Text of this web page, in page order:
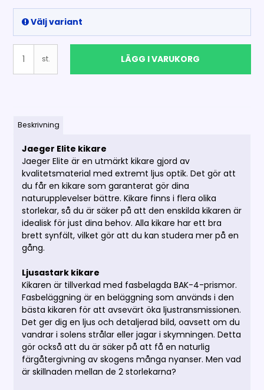
Välj variant
st. LÄGG I VARUKORG
Beskrivning
Jaeger Elite kikare
Jaeger Elite är en utmärkt kikare gjord av
kvalitetsmaterial med extremt ljus optik. Det gör att
du får en kikare som garanterat gör dina
naturupplevelser bättre. Kikare finns i flera olika
storlekar, så du är säker på att den enskilda kikaren är
idealisk för just dina behov. Alla kikare har ett bra
brett synfält, vilket gör att du kan studera mer på en
gång.
Ljusastark kikare
Kikaren är tillverkad med fasbelagda BAK-4-prismor.
Fasbeläggning är en beläggning som används i den
bästa kikaren för att avsevärt öka ljustransmissionen.
Det ger dig en ljus och detaljerad bild, oavsett om du
vandrar i solens strålar eller jagar i skymningen. Detta
gör också att du är säker på att få en naturlig
färgåtergivning av skogens många nyanser. Men vad
är skillnaden mellan de 2 storlekarna?